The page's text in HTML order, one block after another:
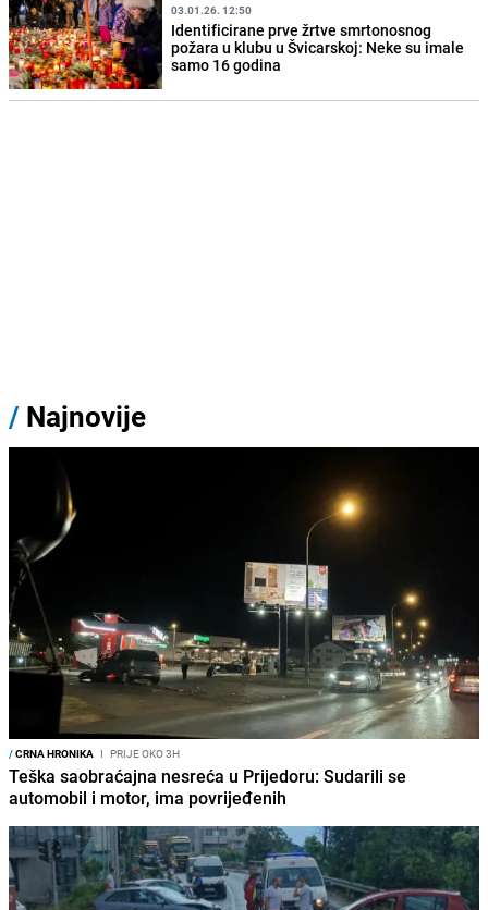
03.01.26. 12:50
Identificirane prve žrtve smrtonosnog
požara u klubu u Švicarskoj: Neke su imale
samo 16 godina
/ Najnovije
/CRNA HRONIKA I PRIJE OKO 3H
Teška saobraćajna nesreća u Prijedoru: Sudarili se
automobil i motor, ima povrijeđenih